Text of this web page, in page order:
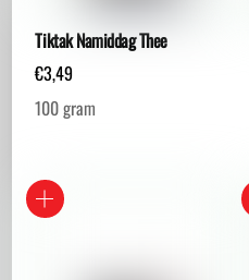
Tiktak Namiddag Thee
€3,49
100 gram